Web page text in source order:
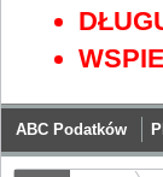
ABC Podatków